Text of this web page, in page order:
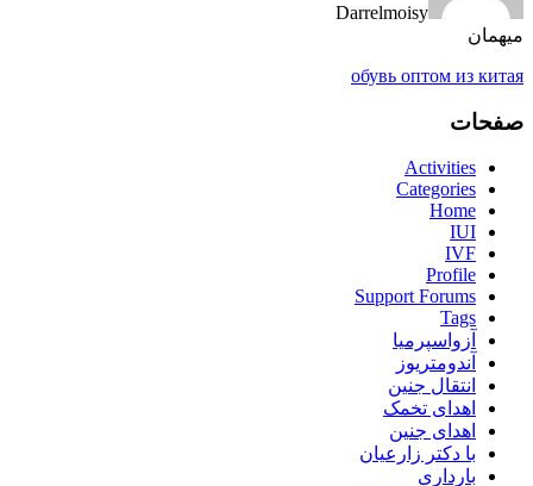
Darrelmoisy
میهمان
обувь оптом из китая
صفحات
Activities
Categories
Home
IUI
IVF
Profile
Support Forums
Tags
آزواسپرمیا
آندومتریوز
انتقال جنین
اهدای تخمک
اهدای جنین
با دکتر زارعیان
بارداری